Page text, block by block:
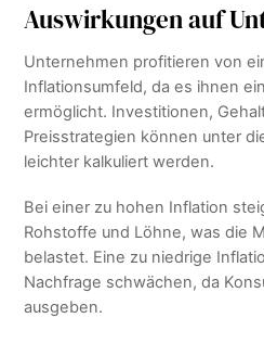
Auswirkungen auf
Unternehmen profitieren von
Inflationsumfeld, da es ihnen
ermöglicht. Investitionen,
Preisstrategien können unter
leichter kalkuliert werden.
Bei einer zu hohen Inflation
Rohstoffe und Löhne, was die
belastet. Eine zu niedrige
Nachfrage schwächen, da
ausgeben.